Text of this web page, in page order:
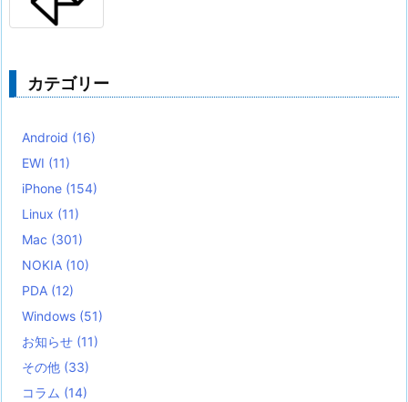
カテゴリー
Android (16)
EWI (11)
iPhone (154)
Linux (11)
Mac (301)
NOKIA (10)
PDA (12)
Windows (51)
お知らせ (11)
その他 (33)
コラム (14)